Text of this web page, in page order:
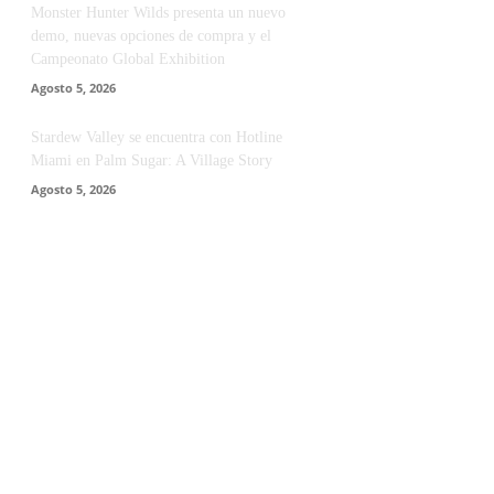
Monster Hunter Wilds presenta un nuevo
demo, nuevas opciones de compra y el
Campeonato Global Exhibition
Agosto 5, 2026
Stardew Valley se encuentra con Hotline
Miami en Palm Sugar: A Village Story
Agosto 5, 2026